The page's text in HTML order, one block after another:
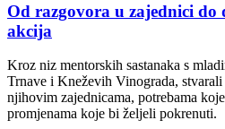
Od razgovora u zajednici do
akcija
Kroz niz mentorskih sastanaka s
Trnave i Kneževih Vinograda,
njihovim zajednicama, potrebama
promjenama koje bi željeli pokrenuti.